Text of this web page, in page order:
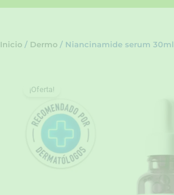
Inicio / Dermo / Niancinamide serum 30ml
¡Oferta!